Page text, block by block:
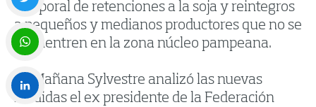
temporal de retenciones a la soja y reintegros
a pequeños y medianos productores que no se
encuentren en la zona núcleo pampeana.
En Mañana Sylvestre analizó las nuevas
medidas el ex presidente de la Federación
Twitter
WhatsApp